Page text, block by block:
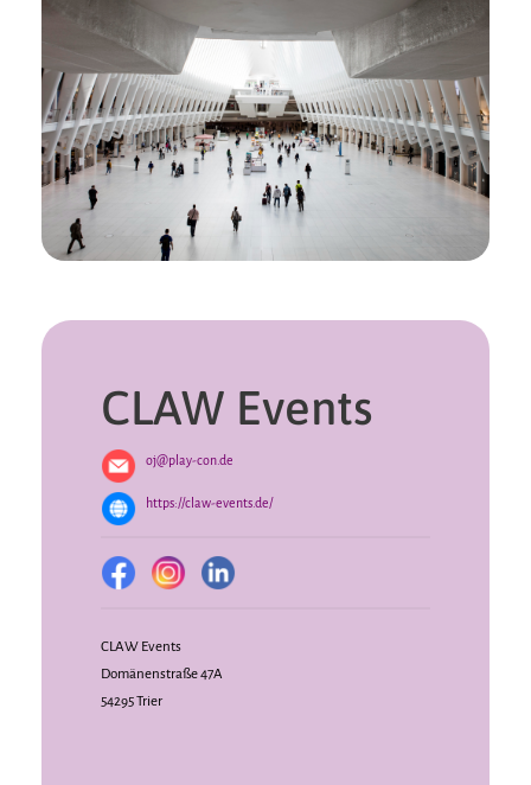
CLAW Events
oj@play-con.de
https://claw-events.de/
CLAW Events
Domänenstraße 47A
54295 Trier